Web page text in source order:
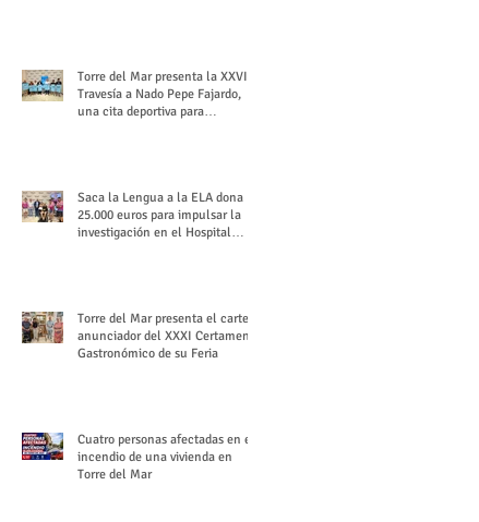
Torre del Mar presenta la XXVI
Travesía a Nado Pepe Fajardo,
una cita deportiva para
Saca la Lengua a la ELA dona
25.000 euros para impulsar la
investigación en el Hospital
Torre del Mar presenta el cartel
anunciador del XXXI Certamen
Gastronómico de su Feria
Cuatro personas afectadas en el
incendio de una vivienda en
Torre del Mar